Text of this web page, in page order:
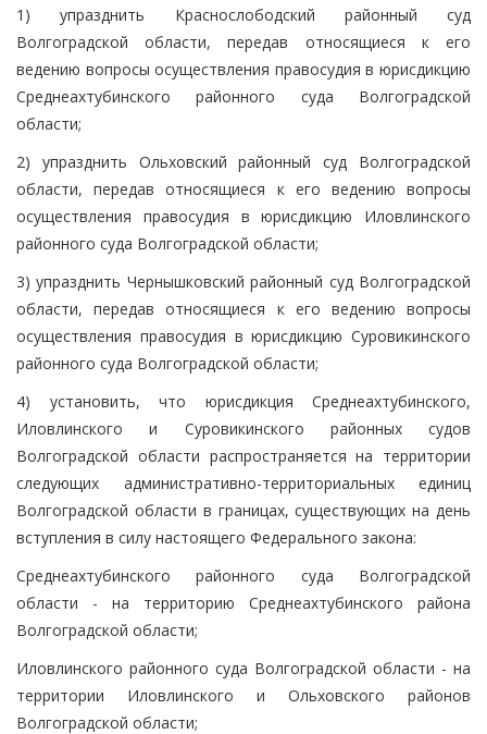
1) упразднить Краснослободский районный суд
Волгоградской области, передав относящиеся к его
ведению вопросы осуществления правосудия в юрисдикцию
Среднеахтубинского районного суда Волгоградской
области;
2) упразднить Ольховский районный суд Волгоградской
области, передав относящиеся к его ведению вопросы
осуществления правосудия в юрисдикцию Иловлинского
районного суда Волгоградской области;
3) упразднить Чернышковский районный суд Волгоградской
области, передав относящиеся к его ведению вопросы
осуществления правосудия в юрисдикцию Суровикинского
районного суда Волгоградской области;
4) установить, что юрисдикция Среднеахтубинского,
Иловлинского и Суровикинского районных судов
Волгоградской области распространяется на территории
следующих административно-территориальных единиц
Волгоградской области в границах, существующих на день
вступления в силу настоящего Федерального закона:
Среднеахтубинского районного суда Волгоградской
области - на территорию Среднеахтубинского района
Волгоградской области;
Иловлинского районного суда Волгоградской области - на
территории Иловлинского и Ольховского районов
Волгоградской области;